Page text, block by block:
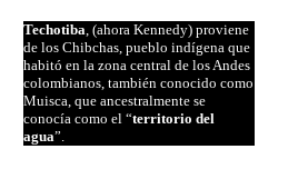
Techotiba , (ahora Kennedy) proviene
de los Chibchas, pueblo indígena que
habitó en la zona central de los Andes
colombianos, también conocido como
Muisca, que ancestralmente se
conocía como el “territorio del
agua”.